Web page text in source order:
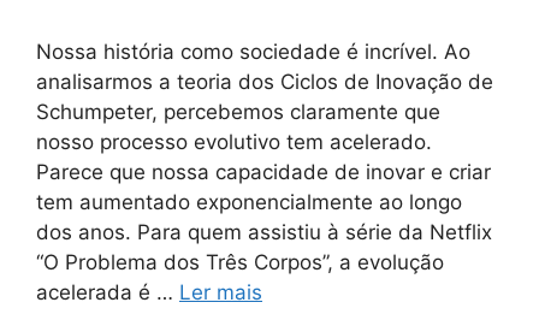
Nossa história como sociedade é incrível. Ao
analisarmos a teoria dos Ciclos de Inovação de
Schumpeter, percebemos claramente que
nosso processo evolutivo tem acelerado.
Parece que nossa capacidade de inovar e criar
tem aumentado exponencialmente ao longo
dos anos. Para quem assistiu à série da Netflix
“O Problema dos Três Corpos”, a evolução
acelerada é … Ler mais